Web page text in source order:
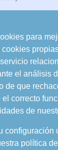
para
el análisis
de que
correcto
de
configuración
política